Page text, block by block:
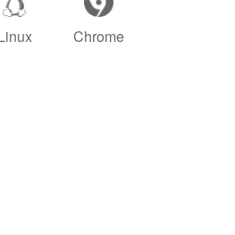
Chrome